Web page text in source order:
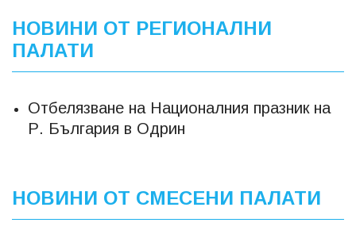
НОВИНИ ОТ РЕГИОНАЛНИ
ПАЛАТИ
Отбелязване на Националния празник на
Р. България в Одрин
НОВИНИ ОТ СМЕСЕНИ ПАЛАТИ